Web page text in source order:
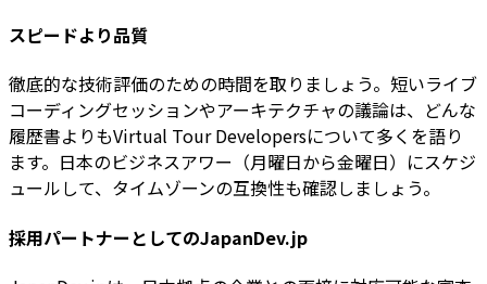
スピードより品質
徹底的な技術評価のための時間を取りましょう。短いライブ
コーディングセッションやアーキテクチャの議論は、どんな
履歴書よりもVirtual Tour Developersについて多くを語り
ます。日本のビジネスアワー（月曜日から金曜日）にスケジ
ュールして、タイムゾーンの互換性も確認しましょう。
採用パートナーとしてのJapanDev.jp